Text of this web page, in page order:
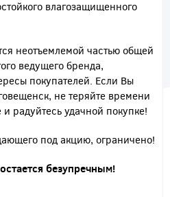
влагозащищенного
неотъемлемой частью общей
ведущего бренда,
покупателей. Если Вы
не теряйте времени
радуйтесь удачной покупке!
под акцию, ограничено!
безупречным!